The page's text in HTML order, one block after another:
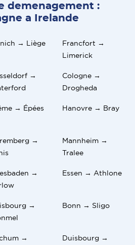
demenagement :
a Irelande
→ Liège
Francfort →
Limerick
→
Cologne →
Drogheda
→ Épées Hanovre → Bray
→
Mannheim →
Tralee
→
Essen → Athlone
→
Bonn → Sligo
→
Duisbourg →